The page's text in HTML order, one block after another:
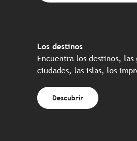
Los destinos
Encuentra los destinos, las
ciudades, las islas, los
Descubrir